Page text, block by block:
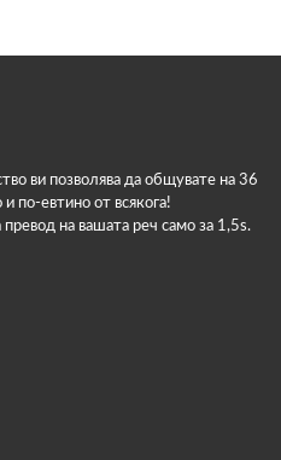
ви позволява да общувате на 36
по-евтино от всякога!
превод на вашата реч само за 1,5s.